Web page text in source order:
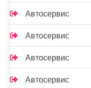
Автосервис
Автосервис
Автосервис
Автосервис